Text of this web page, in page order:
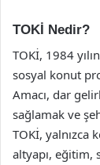
TOKİ Nedir?
TOKİ, 1984
sosyal konut
Amacı, dar
sağlamak ve
TOKİ, yalnızca
altyapı, eğitim,